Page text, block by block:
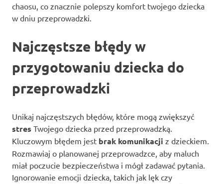
chaosu, co znacznie polepszy komfort twojego dziecka
w dniu przeprowadzki.
Najczęstsze błędy w
przygotowaniu dziecka do
przeprowadzki
Unikaj najczęstszych błędów, które mogą zwiększyć
stres Twojego dziecka przed przeprowadzką.
Kluczowym błędem jest brak komunikacji z dzieckiem.
Rozmawiaj o planowanej przeprowadzce, aby maluch
miał poczucie bezpieczeństwa i mógł zadawać pytania.
Ignorowanie emocji dziecka, takich jak lęk czy